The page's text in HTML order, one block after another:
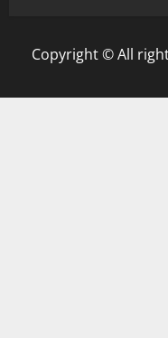
Copyright © All